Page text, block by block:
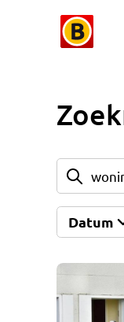
Datum